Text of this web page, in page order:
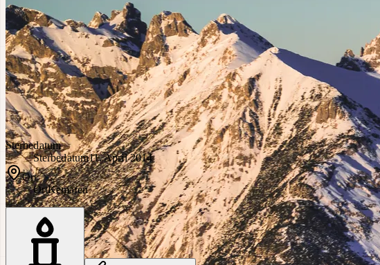
Sterbedatum
Sterbedatum11. April 2014
Ort
OrtKematen